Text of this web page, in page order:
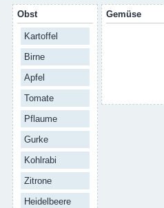
Obst
Kartoffel
Birne
Apfel
Tomate
Pflaume
Gurke
Kohlrabi
Zitrone
Heidelbeere
Gemüse